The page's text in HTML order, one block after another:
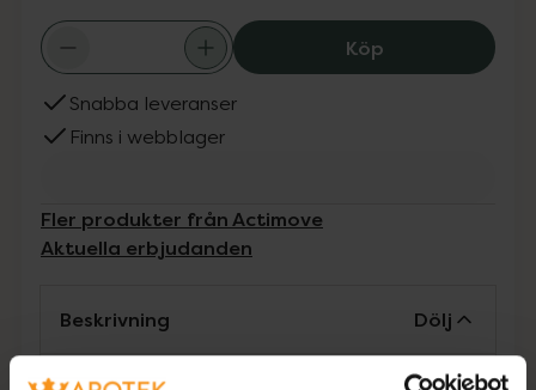
KöpActimove
Snabba leveranser
Finns i webblager
Fler produkter från Actimove
Aktuella erbjudanden
Beskrivning Dölj